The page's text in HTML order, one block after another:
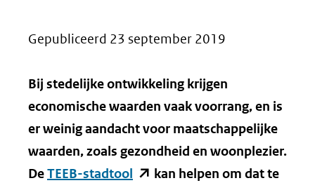
Gepubliceerd 23 september 2019
Bij stedelijke ontwikkeling krijgen
economische waarden vaak voorrang, en is
er weinig aandacht voor maatschappelijke
waarden, zoals gezondheid en woonplezier.
DeTEEB-stadtool (opentkan helpen om dat te